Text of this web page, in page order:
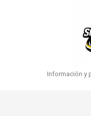
Información y